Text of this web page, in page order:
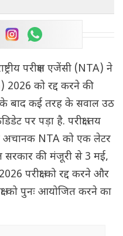
परीक्षण एजेंसी (NTA) ने
2026 को रद्द करने की
बाद कई तरह के सवाल उठ
पर पड़ा है. परीक्षा तय
अचानक NTA को एक लेटर
सरकार की मंजूरी से 3 मई,
परीक्षा को रद्द करने और
को पुनः आयोजित करने का